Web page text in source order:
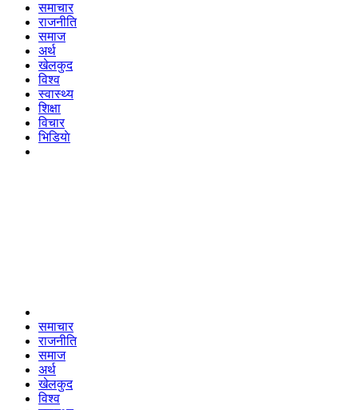
समाचार
राजनीति
समाज
अर्थ
खेलकुद
विश्व
स्वास्थ्य
शिक्षा
विचार
भिडियाे
समाचार
राजनीति
समाज
अर्थ
खेलकुद
विश्व